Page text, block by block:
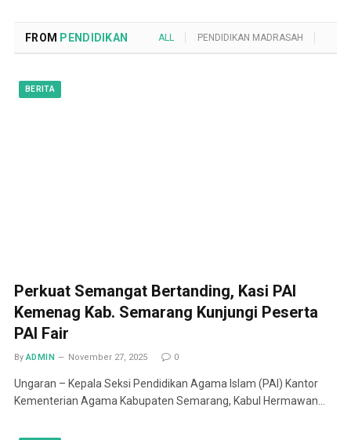
FROM PENDIDIKAN ALL PENDIDIKAN MADRASAH
BERITA
Perkuat Semangat Bertanding, Kasi PAI
Kemenag Kab. Semarang Kunjungi Peserta
PAI Fair
By ADMIN November 27, 2025 0
Ungaran – Kepala Seksi Pendidikan Agama Islam (PAI) Kantor
Kementerian Agama Kabupaten Semarang, Kabul Hermawan…